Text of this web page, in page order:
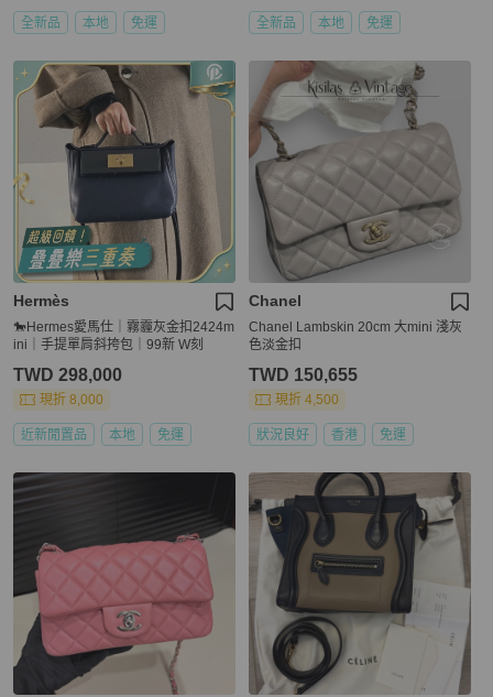
全新品 本地 免運 全新品 本地 免運
Hermès
🐎Hermes愛馬仕｜霧霾灰金扣2424m
ini｜手提單肩斜挎包｜99新 W刻
TWD 298,000
現折 8,000
近新閒置品 本地 免運
Chanel
Chanel Lambskin 20cm 大mini 淺灰
色淡金扣
TWD 150,655
現折 4,500
狀況良好 香港 免運